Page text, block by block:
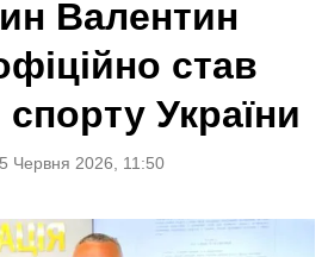
Валентин
став
України
Червня 2026, 11:50